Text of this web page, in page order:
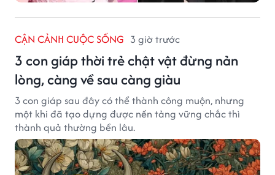
CẬN CẢNH CUỘC SỐNG 3 giờ trước
3 con giáp thời trẻ chật vật đừng nản
lòng, càng về sau càng giàu
3 con giáp sau đây có thể thành công muộn, nhưng
một khi đã tạo dựng được nền tảng vững chắc thì
thành quả thường bền lâu.